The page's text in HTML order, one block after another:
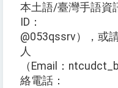
本土語/臺灣手語資
ID：
@053qssrv），或
人
（Email：
絡電話：